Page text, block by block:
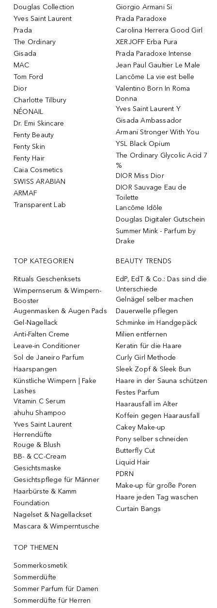
Douglas Collection
Yves Saint Laurent
Prada
The Ordinary
Gisada
MAC
Tom Ford
Dior
Charlotte Tilbury
NÉONAIL
Dr. Emi Skincare
Fenty Beauty
Fenty Skin
Fenty Hair
Caia Cosmetics
SWISS ARABIAN
ARMAF
Transparent Lab
Giorgio Armani Si
Prada Paradoxe
Carolina Herrera Good Girl
XERJOFF Erba Pura
Prada Paradoxe Intense
Jean Paul Gaultier Le Male
Lancôme La vie est belle
Valentino Born In Roma
Donna
Yves Saint Laurent Y
Gisada Ambassador
Armani Stronger With You
YSL Black Opium
The Ordinary Glycolic Acid 7
%
DIOR Miss Dior
DIOR Sauvage Eau de
Toilette
Lancôme Idôle
Douglas Digitaler Gutschein
Summer Mink - Parfum by
Drake
TOP KATEGORIEN
Rituals Geschenksets
Wimpernserum & Wimpern-
Booster
Augenmasken & Augen Pads
Gel-Nagellack
Anti-Falten Creme
Leave-in Conditioner
Sol de Janeiro Parfum
Haarspangen
Künstliche Wimpern | Fake
Lashes
Vitamin C Serum
ahuhu Shampoo
Yves Saint Laurent
Herrendüfte
Rouge & Blush
BB- & CC-Cream
Gesichtsmaske
Gesichtspflege für Männer
Haarbürste & Kamm
Foundation
Nagelset & Nagellackset
Mascara & Wimperntusche
BEAUTY TRENDS
EdP, EdT & Co.: Das sind die
Unterschiede
Gelnägel selber machen
Dauerwelle pflegen
Schminke im Handgepäck
Milien entfernen
Keratin für die Haare
Curly Girl Methode
Sleek Zopf & Sleek Bun
Haare in der Sauna schützen
Festes Parfum
Haarausfall im Alter
Koffein gegen Haarausfall
Cakey Make-up
Pony selber schneiden
Butterfly Cut
Liquid Hair
PDRN
Make-up für große Poren
Haare jeden Tag waschen
Curtain Bangs
TOP THEMEN
Sommerkosmetik
Sommerdüfte
Sommer Parfum für Damen
Sommerdüfte für Herren